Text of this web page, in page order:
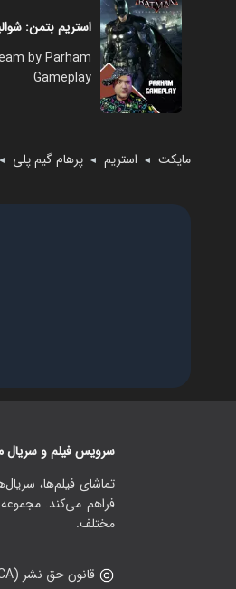
استریم بتمن:‌
by Parham
Gameplay
مایکت ◄ استریم ◄ پرهام گیم پلی ◄
سرویس فیلم و سریال
تماشای فیلم‌ها،
فراهم می‌کند.
مختلف.
قانون حق نشر (DMCA)